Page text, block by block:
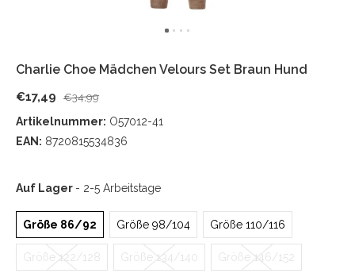
Charlie Choe Mädchen Velours Set Braun Hund
€17,49 €34,99
Artikelnummer: O57012-41
EAN: 8720815534836
Auf Lager - 2-5 Arbeitstage
Größe 86/92 Größe 98/104 Größe 110/116
Größe 122/128 Größe 134/140 Größe 146/152